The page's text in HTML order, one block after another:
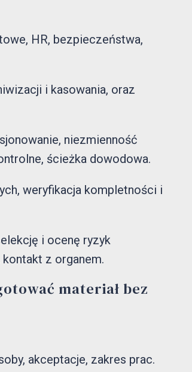
HR, bezpieczeństwa,
i kasowania, oraz
niezmienność
ścieżka dowodowa.
weryfikacja kompletności i
i ocenę ryzyk
z organem.
materiał bez
akceptacje, zakres prac.